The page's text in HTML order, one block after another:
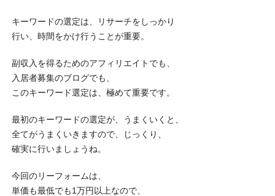
キーワードの選定は、リサーチをしっかり
行い、時間をかけ行うことが重要。
副収入を得るためのアフィリエイトでも、
入居者募集のブログでも、
このキーワード選定は、極めて重要です。
最初のキーワードの選定が、うまくいくと、
全てがうまくいきますので、じっくり、
確実に行いましょうね。
今回のリーフォームは、
単価も最低でも1万円以上なので、